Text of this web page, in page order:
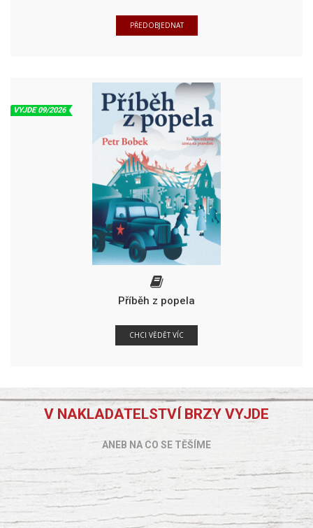
PŘEDOBJEDNAT
VYJDE 09/2026
Příběh z popela
CHCI VĚDĚT VÍC
V NAKLADATELSTVÍ BRZY VYJDE
ANEB NA CO SE TĚŠÍME